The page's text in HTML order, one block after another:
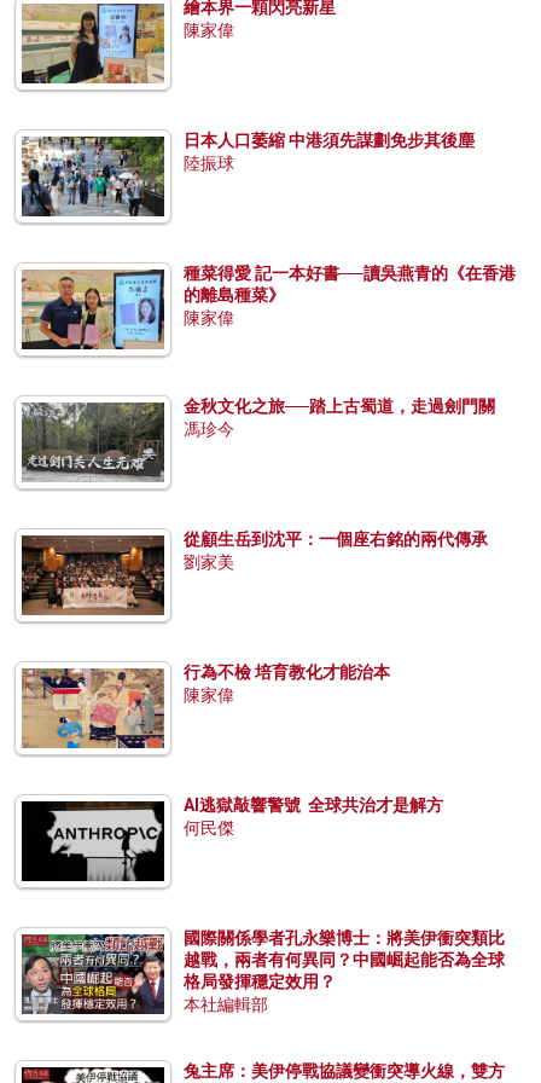
繪本界一顆閃亮新星
陳家偉
日本人口萎縮 中港須先謀劃免步其後塵
陸振球
種菜得愛 記一本好書──讀吳燕青的《在香港
的離島種菜》
陳家偉
金秋文化之旅──踏上古蜀道，走過劍門關
馮珍今
從顧生岳到沈平：一個座右銘的兩代傳承
劉家美
行為不檢 培育教化才能治本
陳家偉
AI逃獄敲響警號 全球共治才是解方
何民傑
國際關係學者孔永樂博士：將美伊衝突類比
越戰，兩者有何異同？中國崛起能否為全球
格局發揮穩定效用？
本社編輯部
兔主席：美伊停戰協議變衝突導火線，雙方